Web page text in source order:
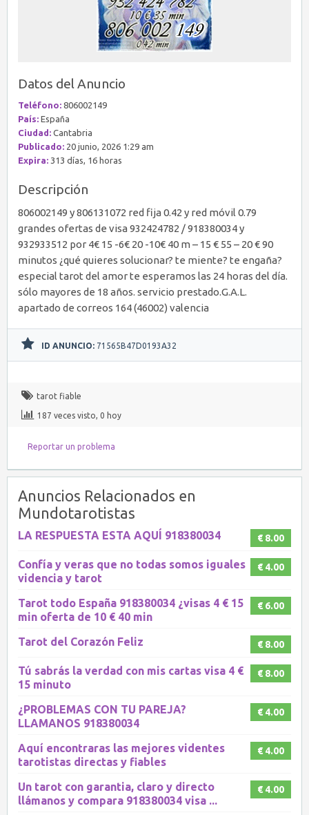
Datos del Anuncio
Teléfono: 806002149
País: España
Ciudad: Cantabria
Publicado: 20 junio, 2026 1:29 am
Expira: 313 días, 16 horas
Descripción
806002149 y 806131072 red fija 0.42 y red móvil 0.79
grandes ofertas de visa 932424782 / 918380034 y
932933512 por 4€ 15 -6€ 20 -10€ 40 m – 15 € 55 – 20 € 90
minutos ¿qué quieres solucionar? te miente? te engaña?
especial tarot del amor te esperamos las 24 horas del día.
sólo mayores de 18 años. servicio prestado.G.A.L.
apartado de correos 164 (46002) valencia
ID ANUNCIO: 71565B47D0193A32
tarot fiable
187 veces visto, 0 hoy
Reportar un problema
Anuncios Relacionados en
Mundotarotistas
€ 8.00
LA RESPUESTA ESTA AQUÍ 918380034
€ 4.00
Confía y veras que no todas somos iguales
videncia y tarot
€ 6.00
Tarot todo España 918380034 ¿visas 4 € 15
min oferta de 10 € 40 min
€ 8.00
Tarot del Corazón Feliz
€ 8.00
Tú sabrás la verdad con mis cartas visa 4 €
15 minuto
€ 4.00
¿PROBLEMAS CON TU PAREJA?
LLAMANOS 918380034
€ 4.00
Aquí encontraras las mejores videntes
tarotistas directas y fiables
€ 4.00
Un tarot con garantia, claro y directo
llámanos y compara 918380034 visa ...